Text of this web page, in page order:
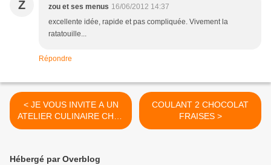
Z zou et ses menus 16/06/2012 14:37
excellente idée, rapide et pas compliquée. Vivement la
ratatouille...
Répondre
< JE VOUS INVITE A UN
ATELIER CULINAIRE CHEZ
MOI CET ETE!
COULANT 2 CHOCOLAT
FRAISES >
Hébergé par Overblog